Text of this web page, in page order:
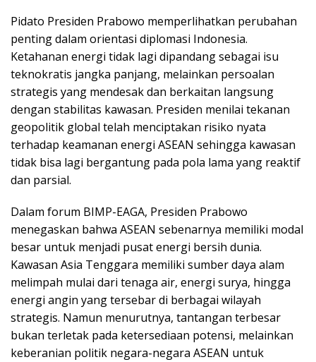
Pidato Presiden Prabowo memperlihatkan perubahan
penting dalam orientasi diplomasi Indonesia.
Ketahanan energi tidak lagi dipandang sebagai isu
teknokratis jangka panjang, melainkan persoalan
strategis yang mendesak dan berkaitan langsung
dengan stabilitas kawasan. Presiden menilai tekanan
geopolitik global telah menciptakan risiko nyata
terhadap keamanan energi ASEAN sehingga kawasan
tidak bisa lagi bergantung pada pola lama yang reaktif
dan parsial.
Dalam forum BIMP-EAGA, Presiden Prabowo
menegaskan bahwa ASEAN sebenarnya memiliki modal
besar untuk menjadi pusat energi bersih dunia.
Kawasan Asia Tenggara memiliki sumber daya alam
melimpah mulai dari tenaga air, energi surya, hingga
energi angin yang tersebar di berbagai wilayah
strategis. Namun menurutnya, tantangan terbesar
bukan terletak pada ketersediaan potensi, melainkan
keberanian politik negara-negara ASEAN untuk